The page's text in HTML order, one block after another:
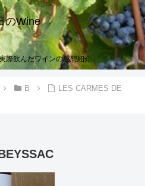
のWine
際飲んだワインの感想紹介
B
LES CARMES DE